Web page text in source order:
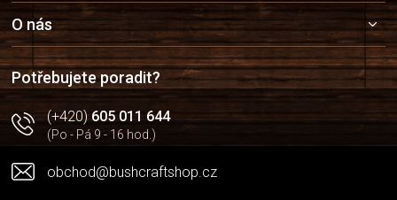
a
t
í
O nás
Potřebujete poradit?
(+420)605 011 644
(Po - Pá 9 - 16 hod.)
obchod@bushcraftshop.cz